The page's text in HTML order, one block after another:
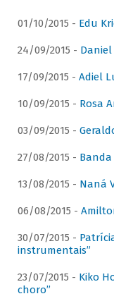
01/10/2015 - Edu
24/09/2015 - Daniel
17/09/2015 - Adiel
10/09/2015 - Rosa
03/09/2015 -
27/08/2015 -
13/08/2015 - Naná
06/08/2015 -
30/07/2015 -
instrumentais”
23/07/2015 - Kiko
choro”